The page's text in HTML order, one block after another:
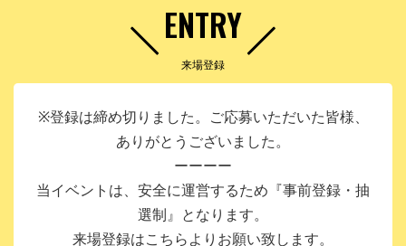
ENTRY
来場登録
※登録は締め切りました。ご応募いただいた皆様、
ありがとうございました。
ーーーー
当イベントは、安全に運営するため『事前登録・抽
選制』となります。
来場登録はこちらよりお願い致します。